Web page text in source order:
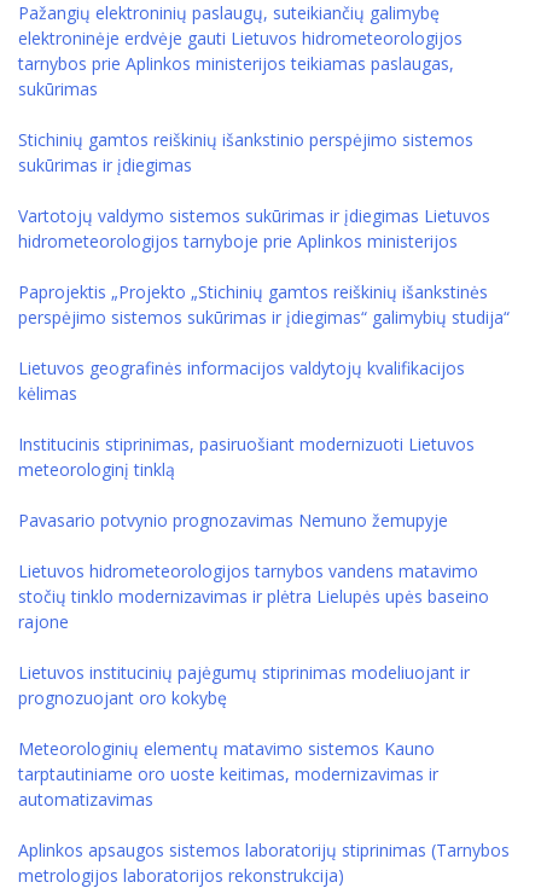
Pažangių elektroninių paslaugų, suteikiančių galimybę
elektroninėje erdvėje gauti Lietuvos hidrometeorologijos
tarnybos prie Aplinkos ministerijos teikiamas paslaugas,
sukūrimas
Stichinių gamtos reiškinių išankstinio perspėjimo sistemos
sukūrimas ir įdiegimas
Vartotojų valdymo sistemos sukūrimas ir įdiegimas Lietuvos
hidrometeorologijos tarnyboje prie Aplinkos ministerijos
Paprojektis „Projekto „Stichinių gamtos reiškinių išankstinės
perspėjimo sistemos sukūrimas ir įdiegimas“ galimybių studija“
Lietuvos geografinės informacijos valdytojų kvalifikacijos
kėlimas
Institucinis stiprinimas, pasiruošiant modernizuoti Lietuvos
meteorologinį tinklą
Pavasario potvynio prognozavimas Nemuno žemupyje
Lietuvos hidrometeorologijos tarnybos vandens matavimo
stočių tinklo modernizavimas ir plėtra Lielupės upės baseino
rajone
Lietuvos institucinių pajėgumų stiprinimas modeliuojant ir
prognozuojant oro kokybę
Meteorologinių elementų matavimo sistemos Kauno
tarptautiniame oro uoste keitimas, modernizavimas ir
automatizavimas
Aplinkos apsaugos sistemos laboratorijų stiprinimas (Tarnybos
metrologijos laboratorijos rekonstrukcija)